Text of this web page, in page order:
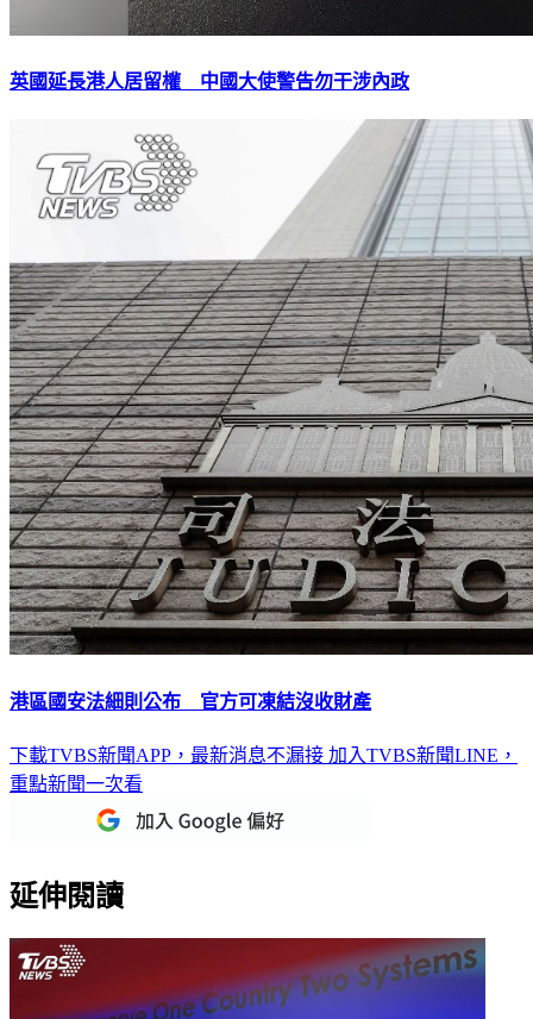
英國延長港人居留權 中國大使警告勿干涉內政
港區國安法細則公布 官方可凍結沒收財產
下載TVBS新聞APP，最新消息不漏接 加入TVBS新聞LINE，
重點新聞一次看
延伸閱讀